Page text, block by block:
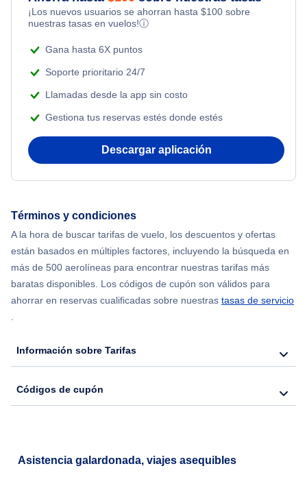
Flights Under $99
Flights Under $199
Flights from Nueva York to Estanbul
Flights from Nueva York to Atenas
Flights from Shanghai to Nueva York
Flights from Delhi to Nueva York
Flights from Chicago to Delhi
Flights from Nueva York to Hong Kong
Flights from Nueva York to Lisboa
Romantic Vacations
Adventure Vacations
Beach Vacations
¡Los nuevos usuarios se ahorran hasta $100 sobre
nuestras tasas en vuelos!ⓘ
Gana hasta 6X puntos
Soporte prioritario 24/7
Llamadas desde la app sin costo
Gestiona tus reservas estés donde estés
Descargar aplicación
Términos y condiciones
A la hora de buscar tarifas de vuelo, los descuentos y ofertas
están basados en múltiples factores, incluyendo la búsqueda en
más de 500 aerolíneas para encontrar nuestras tarifas más
baratas disponibles. Los códigos de cupón son válidos para
ahorrar en reservas cualificadas sobre nuestras tasas de servicio
.
Información sobre Tarifas
Códigos de cupón
Asistencia galardonada, viajes asequibles